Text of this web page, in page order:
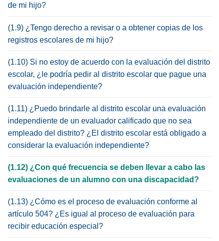
de mi hijo?
(1.9) ¿Tengo derecho a revisar o a obtener copias de los
registros escolares de mi hijo?
(1.10) Si no estoy de acuerdo con la evaluación del distrito
escolar, ¿le podría pedir al distrito escolar que pague una
evaluación independiente?
(1.11) ¿Puedo brindarle al distrito escolar una evaluación
independiente de un evaluador calificado que no sea
empleado del distrito? ¿El distrito escolar está obligado a
considerar la evaluación independiente?
(1.12) ¿Con qué frecuencia se deben llevar a cabo las
evaluaciones de un alumno con una discapacidad?
(1.13) ¿Cómo es el proceso de evaluación conforme al
artículo 504? ¿Es igual al proceso de evaluación para
recibir educación especial?